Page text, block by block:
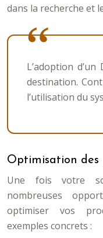
dans la recherche et
L’adoption
destination.
l’utilisation du
Optimisation des
Une fois votre
nombreuses
optimiser vos
exemples concrets :